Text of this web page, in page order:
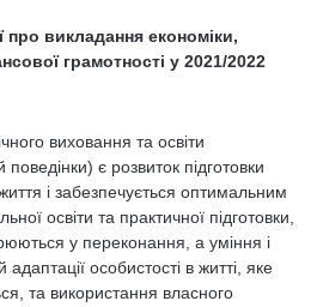
про викладання економіки,
грамотності у 2021/2022
виховання та освіти
є розвиток підготовки
і забезпечується оптимальним
освіти та практичної підготовки,
у переконання, а уміння і
особистості в житті, яке
та використання власного